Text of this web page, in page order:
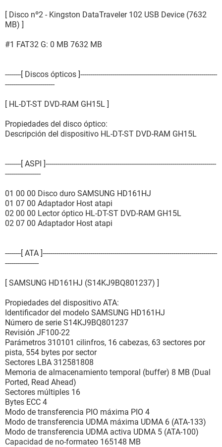
[ Disco nº2 - Kingston DataTraveler 102 USB Device (7632
MB) ]
#1 FAT32 G: 0 MB 7632 MB
--------[ Discos ópticos ]---------------------------------------------------------------------
-------------------------
[ HL-DT-ST DVD-RAM GH15L ]
Propiedades del disco óptico:
Descripción del dispositivo HL-DT-ST DVD-RAM GH15L
--------[ ASPI ]--------------------------------------------------------------------------------------
------------------
01 00 00 Disco duro SAMSUNG HD161HJ
01 07 00 Adaptador Host atapi
02 00 00 Lector óptico HL-DT-ST DVD-RAM GH15L
02 07 00 Adaptador Host atapi
--------[ ATA ]----------------------------------------------------------------------------------------
-----------------
[ SAMSUNG HD161HJ (S14KJ9BQ801237) ]
Propiedades del dispositivo ATA:
Identificador del modelo SAMSUNG HD161HJ
Número de serie S14KJ9BQ801237
Revisión JF100-22
Parámetros 310101 cilinfros, 16 cabezas, 63 sectores por
pista, 554 bytes por sector
Sectores LBA 312581808
Memoria de almacenamiento temporal (buffer) 8 MB (Dual
Ported, Read Ahead)
Sectores múltiples 16
Bytes ECC 4
Modo de transferencia PIO máxima PIO 4
Modo de transferencia UDMA máxima UDMA 6 (ATA-133)
Modo de transferencia UDMA activa UDMA 5 (ATA-100)
Capacidad de no-formateo 165148 MB